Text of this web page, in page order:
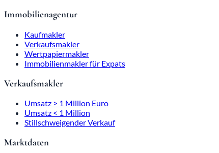
Immobilienagentur
Kaufmakler
Verkaufsmakler
Wertpapiermakler
Immobilienmakler für Expats
Verkaufsmakler
Umsatz > 1 Million Euro
Umsatz < 1 Million
Stillschweigender Verkauf
Marktdaten